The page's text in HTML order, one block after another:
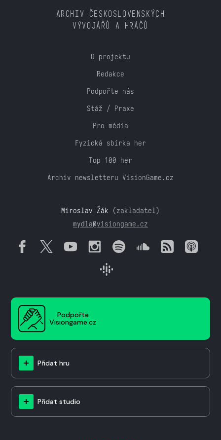
ARCHIV ČESKOSLOVENSKÝCH
VÝVOJÁŘŮ A HRÁČŮ
O projektu
Redakce
Podpořte nás
Stáž / Praxe
Pro média
Fyzická sbírka her
Top 100 her
Archiv newsletteru VisionGame.cz
Miroslav Žák (zakladatel)
mydla@visiongame.cz
Podpořte
Visiongame.cz
Přidat hru
Přidat studio